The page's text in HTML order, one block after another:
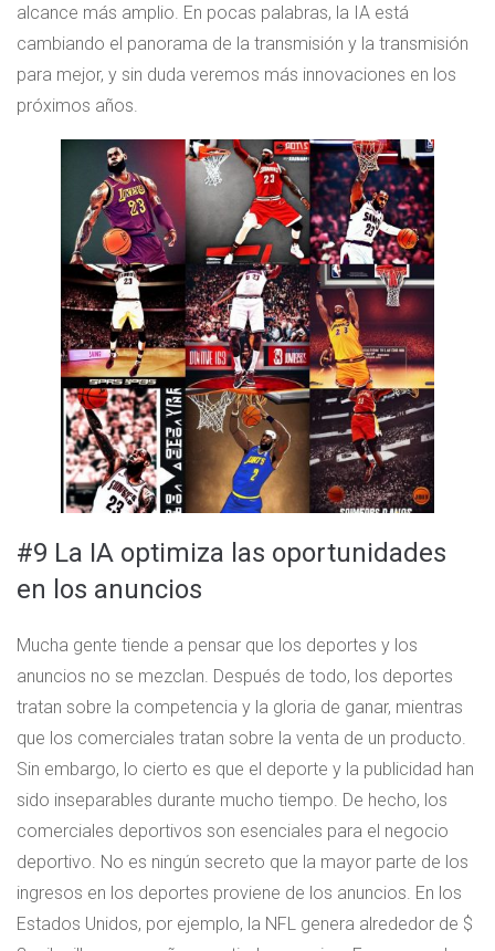
alcance más amplio. En pocas palabras, la IA está
cambiando el panorama de la transmisión y la transmisión
para mejor, y sin duda veremos más innovaciones en los
próximos años.
#9 La IA optimiza las oportunidades
en los anuncios
Mucha gente tiende a pensar que los deportes y los
anuncios no se mezclan. Después de todo, los deportes
tratan sobre la competencia y la gloria de ganar, mientras
que los comerciales tratan sobre la venta de un producto.
Sin embargo, lo cierto es que el deporte y la publicidad han
sido inseparables durante mucho tiempo. De hecho, los
comerciales deportivos son esenciales para el negocio
deportivo. No es ningún secreto que la mayor parte de los
ingresos en los deportes proviene de los anuncios. En los
Estados Unidos, por ejemplo, la NFL genera alrededor de $